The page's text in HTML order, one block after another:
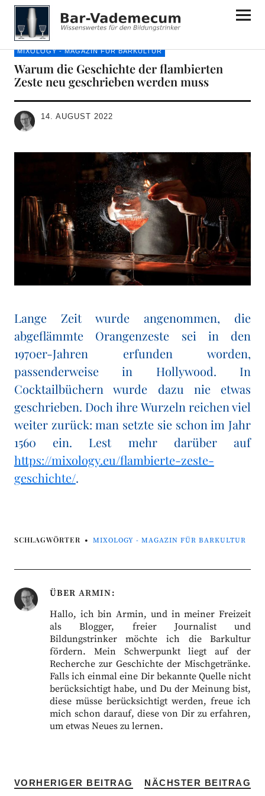
Bar-Vademecum
MIXOLOGY - MAGAZIN FÜR BARKULTUR
Warum die Geschichte der flambierten
Zeste neu geschrieben werden muss
14. AUGUST 2022
Lange Zeit wurde angenommen, die
abgeflämmte Orangenzeste sei in den
1970er-Jahren erfunden worden,
passenderweise in Hollywood. In
Cocktailbüchern wurde dazu nie etwas
geschrieben. Doch ihre Wurzeln reichen viel
weiter zurück: man setzte sie schon im Jahr
1560 ein. Lest mehr darüber auf
https://mixology.eu/flambierte-zeste-
geschichte/.
SCHLAGWÖRTER MIXOLOGY - MAGAZIN FÜR BARKULTUR
ÜBER ARMIN
Hallo, ich bin Armin, und in meiner Freizeit
als Blogger, freier Journalist und
Bildungstrinker möchte ich die Barkultur
fördern. Mein Schwerpunkt liegt auf der
Recherche zur Geschichte der Mischgetränke.
Falls ich einmal eine Dir bekannte Quelle nicht
berücksichtigt habe, und Du der Meinung bist,
diese müsse berücksichtigt werden, freue ich
mich schon darauf, diese von Dir zu erfahren,
um etwas Neues zu lernen.
VORHERIGER BEITRAG NÄCHSTER BEITRAG